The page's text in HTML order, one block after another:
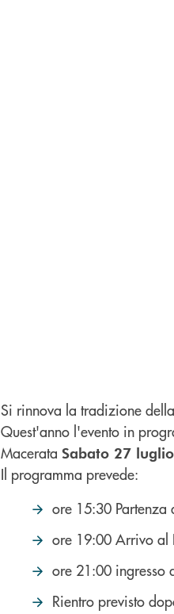
Si rinnova la tradizione
Quest'anno l'evento in
Macerata Sabato 27
Il programma prevede:
ore 15:30 Partenza
ore 19:00 Arrivo al
ore 21:00 ingresso
Rientro previsto